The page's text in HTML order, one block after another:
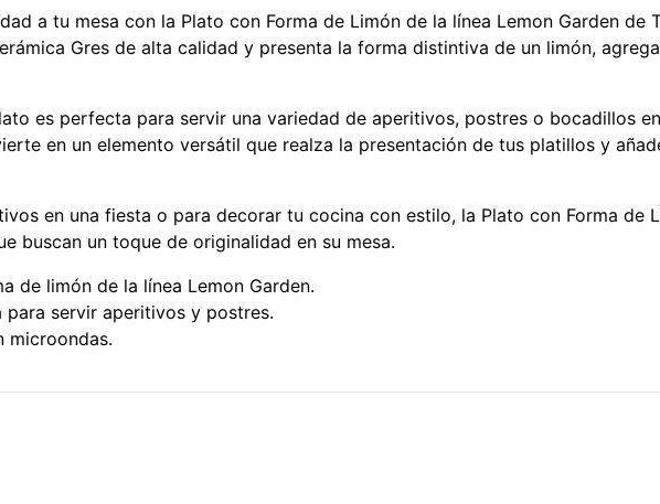
a tu mesa con la Plato con Forma de Limón de la línea Lemon Garden de
Gres de alta calidad y presenta la forma distintiva de un limón,
es perfecta para servir una variedad de aperitivos, postres o bocadillos
en un elemento versátil que realza la presentación de tus platillos y
en una fiesta o para decorar tu cocina con estilo, la Plato con Forma de
buscan un toque de originalidad en su mesa.
de limón de la línea Lemon Garden.
para servir aperitivos y postres.
microondas.